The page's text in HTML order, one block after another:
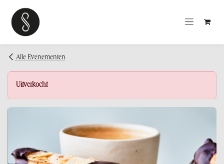
Alle Evenementen
Uitverkocht